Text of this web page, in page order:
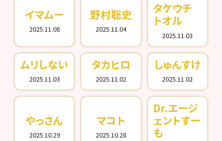
イマムー
2025.11.08
野村聡史
2025.11.04
タケウチ
トオル
2025.11.03
ムリしない
2025.11.03
タカヒロ
2025.11.02
しゅんすけ
2025.11.02
やっさん
2025.10.29
マコト
2025.10.28
Dr.エージ
ェントすー
も